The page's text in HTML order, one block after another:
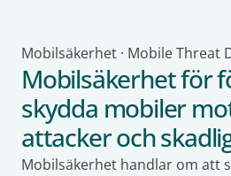
Mobilsäkerhet · Mobile Threat
Mobilsäkerhet för
skydda mobiler
attacker och
Mobilsäkerhet handlar om att